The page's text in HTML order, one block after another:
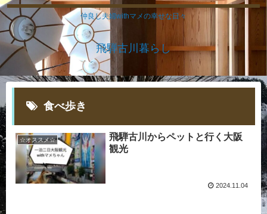
仲良し夫婦withマメの幸せな日々
飛騨古川暮らし
食べ歩き
☆オススメ☆
飛騨古川からペットと行く大阪
観光
2024.11.04